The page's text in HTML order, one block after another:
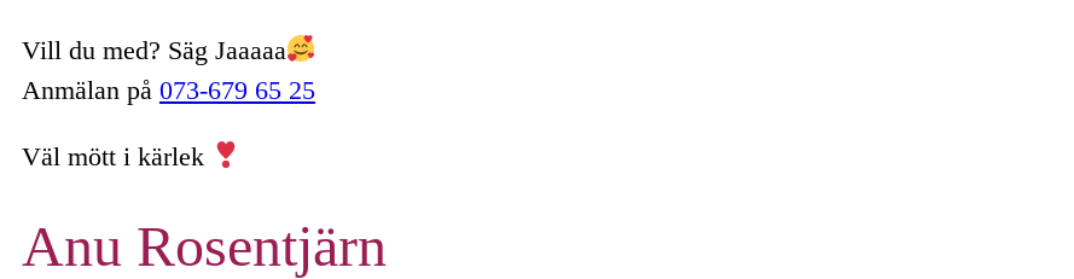
Vill du med? Säg Jaaaaa
Anmälan på 073-679 65 25
Väl mött i kärlek
Anu Rosentjärn